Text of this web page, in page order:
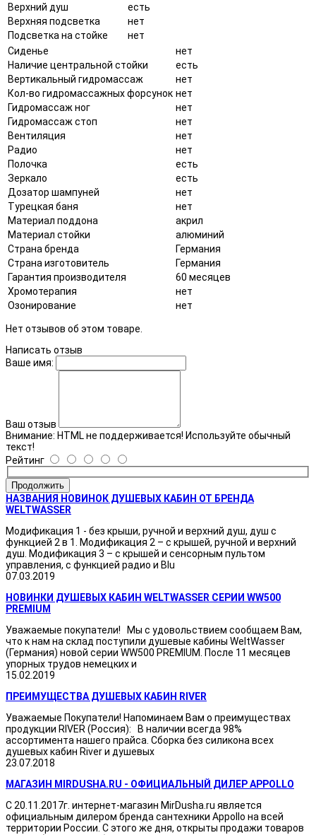
Верхний душ
есть
Верхняя подсветка
нет
Подсветка на стойке
нет
Сиденье
нет
Наличие центральной стойки
есть
Вертикальный гидромассаж
нет
Кол-во гидромассажных форсунок нет
Гидромассаж ног
нет
Гидромассаж стоп
нет
Вентиляция
нет
Радио
нет
Полочка
есть
Зеркало
есть
Дозатор шампуней
нет
Турецкая баня
нет
Материал поддона
акрил
Материал стойки
алюминий
Страна бренда
Германия
Страна изготовитель
Германия
Гарантия производителя
60 месяцев
Хромотерапия
нет
Озонирование
нет
Нет отзывов об этом товаре.
Написать отзыв
Ваше имя:
Ваш отзыв
Внимание: HTML не поддерживается! Используйте обычный
текст!
Рейтинг
Продолжить
НАЗВАНИЯ НОВИНОК ДУШЕВЫХ КАБИН ОТ БРЕНДА
WELTWASSER
Модификация 1 - без крыши, ручной и верхний душ, душ с
функцией 2 в 1. Модификация 2 – с крышей, ручной и верхний
душ. Модификация 3 – с крышей и сенсорным пультом
управления, с функцией радио и Blu
07.03.2019
НОВИНКИ ДУШЕВЫХ КАБИН WELTWASSER СЕРИИ WW500
PREMIUM
Уважаемые покупатели! Мы с удовольствием сообщаем Вам,
что к нам на склад поступили душевые кабины WeltWasser
(Германия) новой серии WW500 PREMIUM. После 11 месяцев
упорных трудов немецких и
15.02.2019
ПРЕИМУЩЕСТВА ДУШЕВЫХ КАБИН RIVER
Уважаемые Покупатели! Напоминаем Вам о преимуществах
продукции RIVER (Россия): В наличии всегда 98%
ассортимента нашего прайса. Сборка без силикона всех
душевых кабин River и душевых
23.07.2018
МАГАЗИН MIRDUSHA.RU - ОФИЦИАЛЬНЫЙ ДИЛЕР APPOLLO
С 20.11.2017г. интернет-магазин MirDusha.ru является
официальным дилером бренда сантехники Appollo на всей
территории России. С этого же дня, открыты продажи товаров